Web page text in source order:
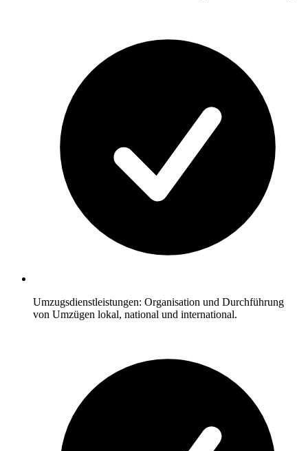
Umzugsdienstleistungen: Organisation und Durchführung
von Umzügen lokal, national und international.